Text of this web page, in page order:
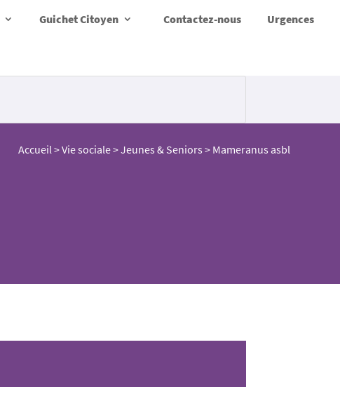
Guichet Citoyen Contactez-nous Urgences
Accueil>Vie sociale>Jeunes & Seniors > Mameranus asbl